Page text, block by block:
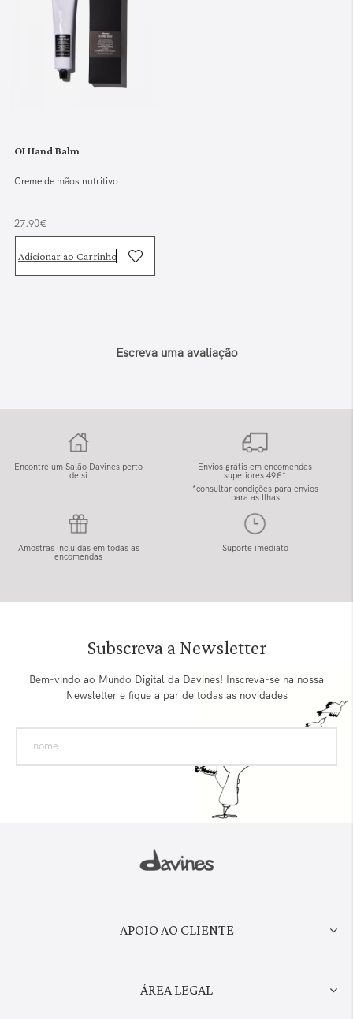
OI Hand Balm
Creme de mãos nutritivo
27.90€
Adicionar ao Carrinho
Escreva uma avaliação
Encontre um Salão Davines perto
de si
Envios grátis em encomendas
superiores 49€*
*consultar condições para envios
para as Ilhas
Amostras incluídas em todas as
encomendas
Suporte imediato
Subscreva a Newsletter
Bem-vindo ao Mundo Digital da Davines! Inscreva-se na nossa
Newsletter e fique a par de todas as novidades
APOIO AO CLIENTE
ÁREA LEGAL